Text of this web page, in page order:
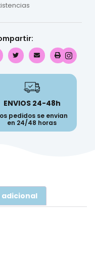
ENVIOS 24-48h
pedidos se envian
en 24/48 horas